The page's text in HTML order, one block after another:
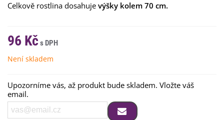
Celkově rostlina dosahuje výšky kolem 70 cm.
96 Kč
Není skladem
Upozorníme vás, až produkt bude skladem. Vložte váš
email.